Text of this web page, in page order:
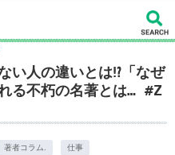
い人の違いとは⁉「なぜ
る不朽の名著とは… #Z
著者コラム. 仕事